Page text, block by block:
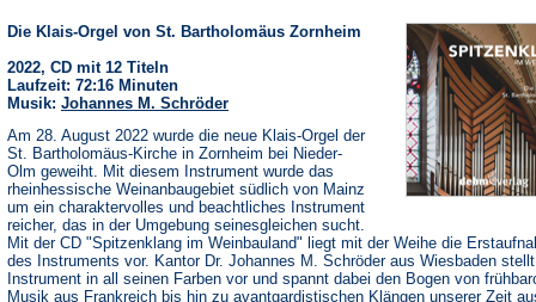
Die Klais-Orgel von St. Bartholomäus Zornheim
2022, CD mit 12 Titeln
Laufzeit: 72:16 Minuten
Musik: Johannes M. Schröder
Am 28. August 2022 wurde die neue Klais-Orgel der
St. Bartholomäus-Kirche in Zornheim bei Nieder-
Olm geweiht. Mit diesem Instrument wurde das
rheinhessische Weinanbaugebiet südlich von Mainz
um ein charaktervolles und beachtliches Instrument
reicher, das in der Umgebung seinesgleichen sucht.
Mit der CD "Spitzenklang im Weinbauland" liegt mit der Weihe die
des Instruments vor. Kantor Dr. Johannes M. Schröder aus Wiesbaden
Instrument in all seinen Farben vor und spannt dabei den Bogen von
Musik aus Frankreich bis hin zu avantgardistischen Klängen unserer Zeit